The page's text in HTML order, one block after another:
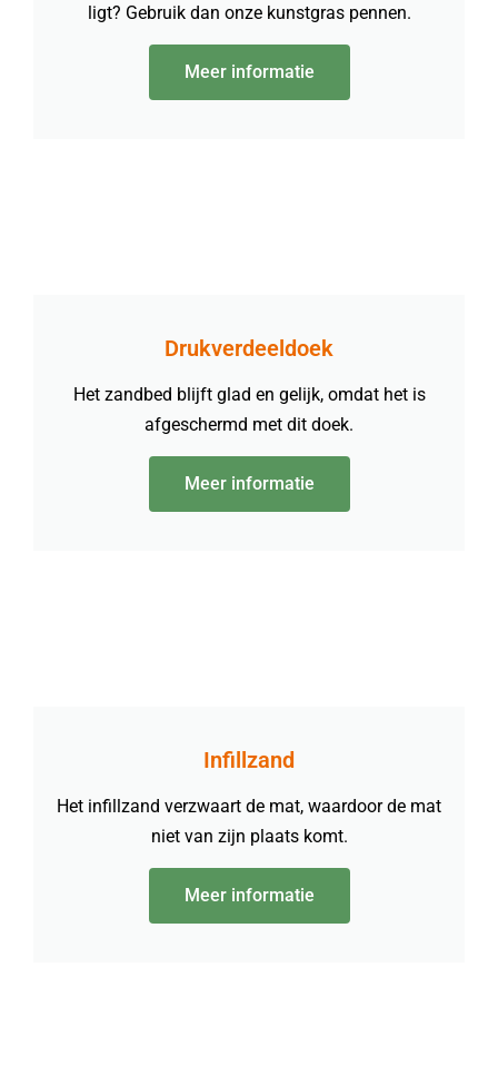
ligt? Gebruik dan onze kunstgras pennen.
Meer informatie
Drukverdeeldoek
Het zandbed blijft glad en gelijk, omdat het is
afgeschermd met dit doek.
Meer informatie
Infillzand
Het infillzand verzwaart de mat, waardoor de mat
niet van zijn plaats komt.
Meer informatie